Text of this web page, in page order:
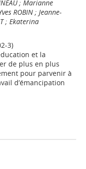
; Marianne
ROBIN ; Jeanne-
; Ekaterina
3)
et la
de plus en plus
pour parvenir à
d’émancipation